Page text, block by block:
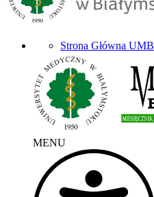
Strona Główna UMB
MENU